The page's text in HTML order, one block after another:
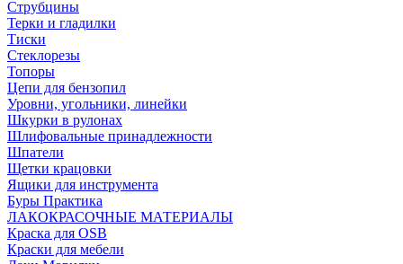
Струбцины
Терки и гладилки
Тиски
Стеклорезы
Топоры
Цепи для бензопил
Уровни, угольники, линейки
Шкурки в рулонах
Шлифовальные принадлежности
Шпатели
Щетки крацовки
Ящики для инструмента
Буры Практика
ЛАКОКРАСОЧНЫЕ МАТЕРИАЛЫ
Краска для OSB
Краски для мебели